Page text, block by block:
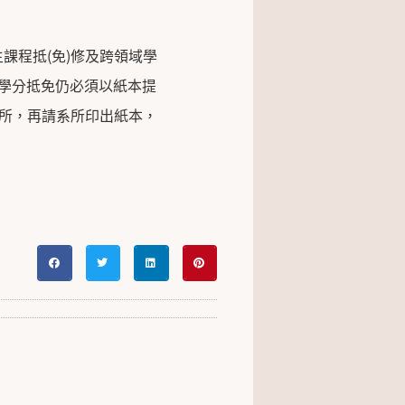
程抵(免)修及跨領域學
分抵免仍必須以紙本提
，再請系所印出紙本，